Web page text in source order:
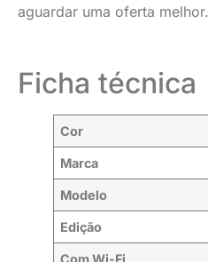
aguardar uma oferta melhor.
Ficha técnica
Cor
Marca
Modelo
Edição
Com Wi-Fi